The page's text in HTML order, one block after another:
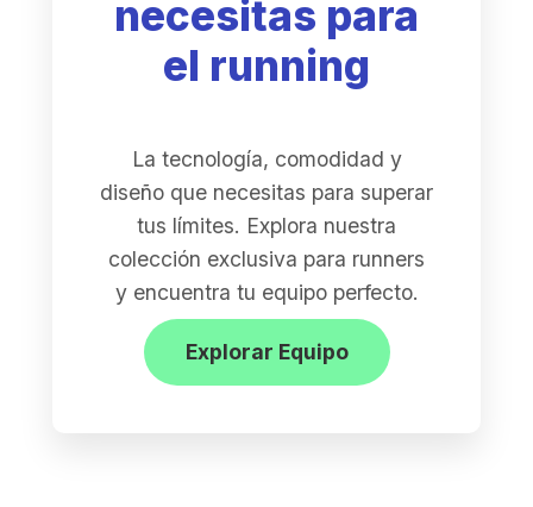
necesitas para
el running
La tecnología, comodidad y
diseño que necesitas para superar
tus límites. Explora nuestra
colección exclusiva para runners
y encuentra tu equipo perfecto.
Explorar Equipo